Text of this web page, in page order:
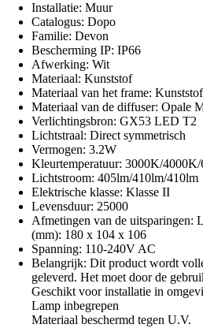
Installatie: Muur
Catalogus: Dopo
Familie: Devon
Bescherming IP: IP66
Afwerking: Wit
Materiaal: Kunststof
Materiaal van het frame: Kunststof
Materiaal van de diffuser: Opale
Verlichtingsbron: GX53 LED T2
Lichtstraal: Direct symmetrisch
Vermogen: 3.2W
Kleurtemperatuur: 3000K/
Lichtstroom: 405lm/410lm/410lm
Elektrische klasse: Klasse II
Levensduur: 25000
Afmetingen van de uitsparingen:
(mm): 180 x 104 x 106
Spanning: 110-240V AC
Belangrijk: Dit product wordt
geleverd. Het moet door de
Geschikt voor installatie in
Lamp inbegrepen
Materiaal beschermd tegen U.V.